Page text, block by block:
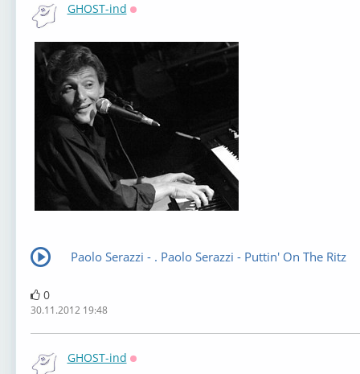
GHOST-ind
Paolo Serazzi - . Paolo Serazzi - Puttin' On The Ritz
0
30.11.2012 19:48
GHOST-ind